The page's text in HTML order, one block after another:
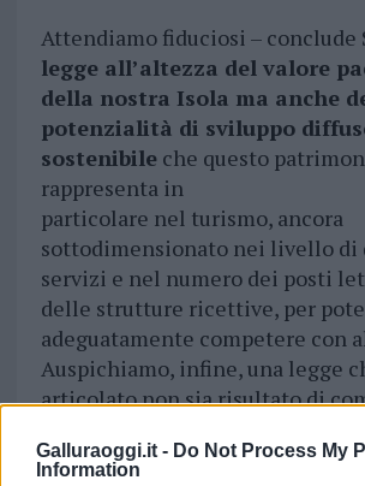
Galluraoggi.it - Do Not Process My
Information
Attendiamo fiduciosi – conclude
legge all’altezza del valore
della nostra Isola ma anche
potenzialità di sviluppo
sostenibileche questo
rappresenta in
particolare nel turismo, ancora
sottodimensionato nei livello di
servizi e nel numero dei posti
delle strutture ricettive, per
adeguatamente competere con
Auspichiamo, infine, una legge
articolato non sia risultato di
con sterili posizioni figlie del
di una classe politica matura e